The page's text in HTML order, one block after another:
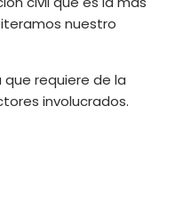
nuestro
requiere de la
involucrados.